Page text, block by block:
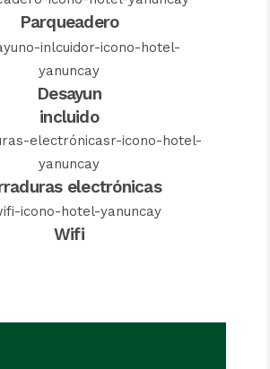
Parqueadero
Desayun
incluido
electrónicas
Wifi